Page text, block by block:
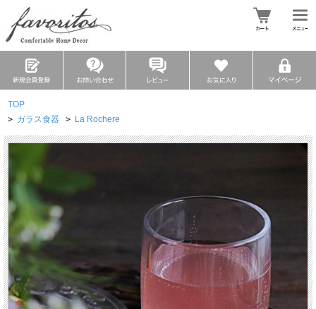
TOP
> ガラス食器 > La Rochere